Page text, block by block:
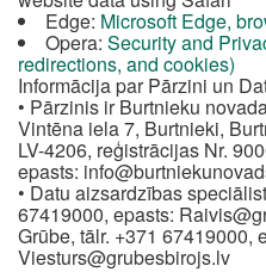
Edge: Microsoft Edge,
Opera: Security and
redirections, and cookies)
Informācija par Pārzini un
• Pārzinis ir Burtnieku
Vintēna iela 7, Burtnieki,
LV-4206, reģistrācijas Nr.
epasts:
• Datu aizsardzības
67419000, epasts:
Grūbe, tālr. +371 67419000,
Viesturs@grubesbirojs.lv